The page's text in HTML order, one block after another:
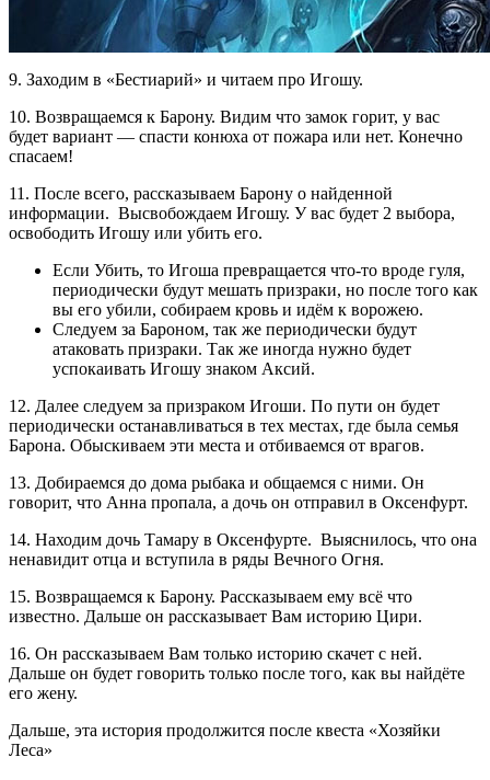
9. Заходим в «Бестиарий» и читаем про Игошу.
10. Возвращаемся к Барону. Видим что замок горит, у вас
будет вариант — спасти конюха от пожара или нет. Конечно
спасаем!
11. После всего, рассказываем Барону о найденной
информации. Высвобождаем Игошу. У вас будет 2 выбора,
освободить Игошу или убить его.
Если Убить, то Игоша превращается что-то вроде гуля,
периодически будут мешать призраки, но после того как
вы его убили, собираем кровь и идём к ворожею.
Следуем за Бароном, так же периодически будут
атаковать призраки. Так же иногда нужно будет
успокаивать Игошу знаком Аксий.
12. Далее следуем за призраком Игоши. По пути он будет
периодически останавливаться в тех местах, где была семья
Барона. Обыскиваем эти места и отбиваемся от врагов.
13. Добираемся до дома рыбака и общаемся с ними. Он
говорит, что Анна пропала, а дочь он отправил в Оксенфурт.
14. Находим дочь Тамару в Оксенфурте. Выяснилось, что она
ненавидит отца и вступила в ряды Вечного Огня.
15. Возвращаемся к Барону. Рассказываем ему всё что
известно. Дальше он рассказывает Вам историю Цири.
16. Он рассказываем Вам только историю скачет с ней.
Дальше он будет говорить только после того, как вы найдёте
его жену.
Дальше, эта история продолжится после квеста «Хозяйки
Леса»